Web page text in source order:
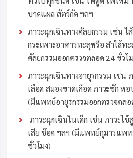
บาดแผล สัตว์กัด ฯลฯ
ภาวะฉุกเฉินทางศัลยกรรม เช่น ไ
กระเพาะอาหารทะลุหรือ ลำไส้ท
ศัลยกรรมออกตรวจตลอด 24 ชั่วโ
ภาวะฉุกเฉินทางอายุรกรรม เช่น
เลือด สมองขาดเลือด ภาวะชัก ห
(มีแพทย์อายุรกรรมออกตรวจตลอ
ภาวะฉุกเฉินในเด็ก เช่น ภาวะไข้
เสีย ช๊อค ฯลฯ (มีแพทย์กุมารแพ
ชั่วโมง)